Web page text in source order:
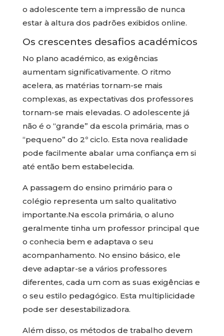
o adolescente tem a impressão de nunca
estar à altura dos padrões exibidos online.
Os crescentes desafios académicos
No plano académico, as exigências
aumentam significativamente. O ritmo
acelera, as matérias tornam-se mais
complexas, as expectativas dos professores
tornam-se mais elevadas. O adolescente já
não é o “grande” da escola primária, mas o
“pequeno” do 2º ciclo. Esta nova realidade
pode facilmente abalar uma confiança em si
até então bem estabelecida.
A passagem do ensino primário para o
colégio representa um salto qualitativo
importante.Na escola primária, o aluno
geralmente tinha um professor principal que
o conhecia bem e adaptava o seu
acompanhamento. No ensino básico, ele
deve adaptar-se a vários professores
diferentes, cada um com as suas exigências e
o seu estilo pedagógico. Esta multiplicidade
pode ser desestabilizadora.
Além disso, os métodos de trabalho devem